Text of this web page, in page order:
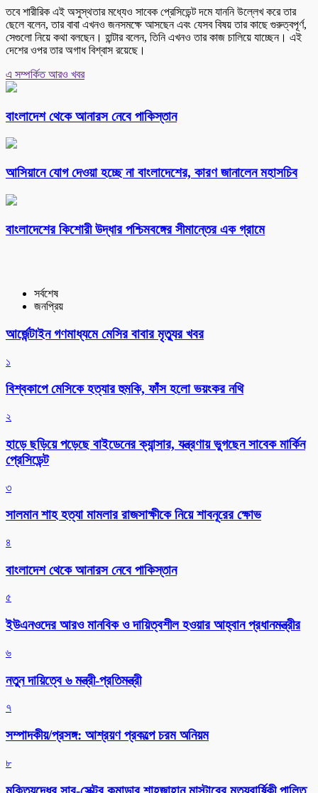
তবে শারীরিক এই অসুস্থতার মধ্যেও সাবেক প্রেসিডেন্ট দমে যাননি উল্লেখ করে তার
ছেলে বলেন, তার বাবা এখনও জনসমক্ষে আসছেন এবং যেসব বিষয় তার কাছে গুরুত্বপূর্ণ,
সেগুলো নিয়ে কথা বলছেন। হান্টার বলেন, তিনি এখনও তার কাজ চালিয়ে যাচ্ছেন। এই
দেশের ওপর তার অগাধ বিশ্বাস রয়েছে।
এ সম্পর্কিত আরও খবর
বাংলাদেশ থেকে আনারস নেবে পাকিস্তান
আসিয়ানে যোগ দেওয়া হচ্ছে না বাংলাদেশের, কারণ জানালেন মহাসচিব
বাংলাদেশের কিশোরী উদ্ধার পশ্চিমবঙ্গের সীমান্তের এক গ্রামে
সর্বশেষ
জনপ্রিয়
আর্জেন্টাইন গণমাধ্যমে মেসির বাবার মৃত্যুর খবর
১
বিশ্বকাপে মেসিকে হত্যার হুমকি, ফাঁস হলো ভয়ংকর নথি
২
হাড়ে ছড়িয়ে পড়েছে বাইডেনের ক্যান্সার, যন্ত্রণায় ভুগছেন সাবেক মার্কিন
প্রেসিডেন্ট
৩
সালমান শাহ হত্যা মামলার রাজসাক্ষীকে নিয়ে শাবনূরের ক্ষোভ
৪
বাংলাদেশ থেকে আনারস নেবে পাকিস্তান
৫
ইউএনওদের আরও মানবিক ও দায়িত্বশীল হওয়ার আহ্বান প্রধানমন্ত্রীর
৬
নতুন দায়িত্বে ৬ মন্ত্রী-প্রতিমন্ত্রী
৭
সম্পাদকীয়/প্রসঙ্গ: আশ্রয়ণ প্রকল্পে চরম অনিয়ম
৮